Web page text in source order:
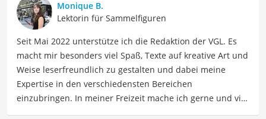
Wissen als auch meine kreativen Ideen durch
inspirierende Texte. Meine Beiträge umfassen Themen
wie Raumgestaltung, Farbkonzepte, Möbelstücke und
Wohnaccessoires, um Ihnen dabei zu helfen, Ihre
Wohnräume in so einladende wie auch harmonische
Oasen zu verwandeln.
Der Disney-Figuren-Vergleich ist aus unserer Sicht
Monique B.
Lektorin für Sammelfiguren
Seit Mai 2022 unterstütze ich die Redaktion der VGL. Es
macht mir besonders viel Spaß, Texte auf kreative Art und
Weise leserfreundlich zu gestalten und dabei meine
Expertise in den verschiedensten Bereichen
einzubringen. In meiner Freizeit mache ich gerne und viel